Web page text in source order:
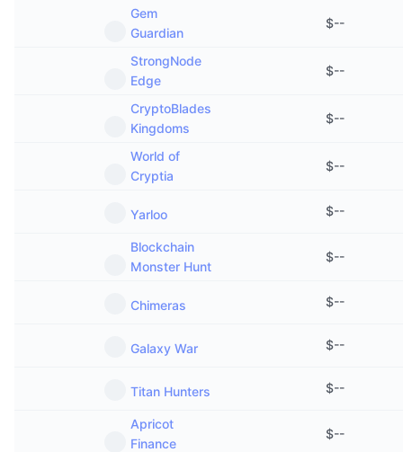
Calendar evenimente
Gem
Guardian
$--
StrongNode
Edge
$--
CryptoBlades
Kingdoms
$--
World of
Cryptia
$--
Yarloo $--
Blockchain
Monster Hunt
$--
Chimeras $--
Galaxy War $--
Titan Hunters $--
Apricot
Finance
$--